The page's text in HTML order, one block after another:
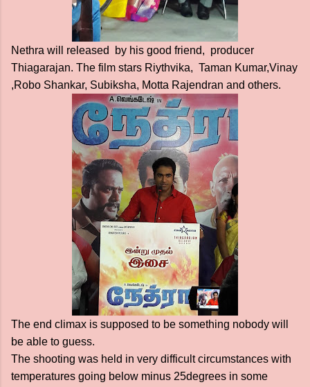
Nethra will released by his good friend, producer
Thiagarajan. The film stars Riythvika, Taman Kumar,Vinay
,Robo Shankar, Subiksha, Motta Rajendran and others.
The end climax is supposed to be something nobody will
be able to guess.
The shooting was held in very difficult circumstances with
temperatures going below minus 25degrees in some